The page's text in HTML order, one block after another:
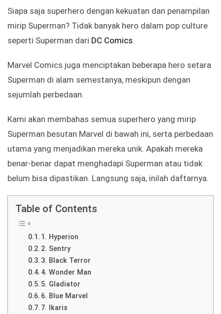
Siapa saja superhero dengan kekuatan dan penampilan
mirip Superman? Tidak banyak hero dalam pop culture
seperti Superman dari DC Comics.
Marvel Comics juga menciptakan beberapa hero setara
Superman di alam semestanya, meskipun dengan
sejumlah perbedaan.
Kami akan membahas semua superhero yang mirip
Superman besutan Marvel di bawah ini, serta perbedaan
utama yang menjadikan mereka unik. Apakah mereka
benar-benar dapat menghadapi Superman atau tidak
belum bisa dipastikan. Langsung saja, inilah daftarnya.
Table of Contents
1. Hyperion
2. Sentry
3. Black Terror
4. Wonder Man
5. Gladiator
6. Blue Marvel
7. Ikaris